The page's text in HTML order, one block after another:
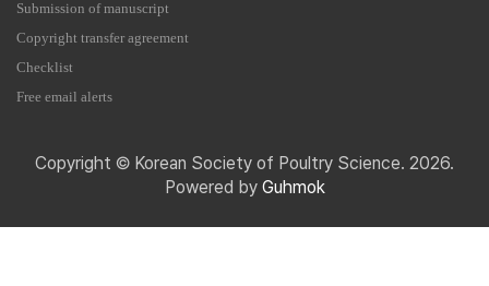
Submission of manuscript
Copyright transfer agreement
Checklist
Free email alerts
Copyright © Korean Society of Poultry Science. 2026.
Powered by Guhmok